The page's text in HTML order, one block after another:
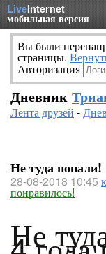
LiveInternet
мобильная версия
Вы были
страницы.
Авторизация
Дневник
Лента друзей -
Не туда попали!
28-08-2018 10:45
понравилось!
Не